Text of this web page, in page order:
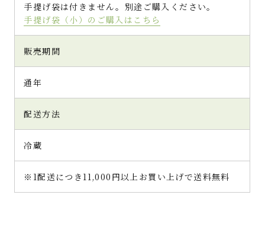
手提げ袋は付きません。別途ご購入ください。
手提げ袋（小）のご購入はこちら
販売期間
通年
配送方法
冷蔵
※1配送につき11,000円以上お買い上げで送料無料